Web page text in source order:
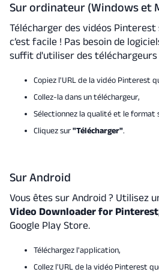
Sur ordinateur (Windows et
Télécharger des vidéos
c’est facile ! Pas besoin de
suffit d'utiliser des téléchargeurs
Copiez l'URL de la vidéo Pinterest
Collez-la dans un téléchargeur,
Sélectionnez la qualité et le format
Cliquez sur"Télécharger".
Sur Android
Vous êtes sur Android ? Utilisez
Video Downloader for Pinterest
Google Play Store.
Téléchargez l'application,
Collez l'URL de la vidéo Pinterest